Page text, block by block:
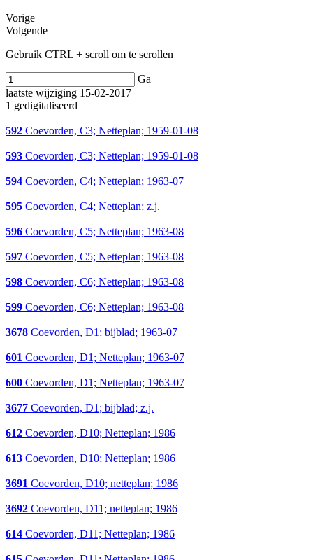
Vorige
Volgende
Gebruik CTRL + scroll om te scrollen
Ga
laatste wijziging 15-02-2017
1 gedigitaliseerd
592 Coevorden, C3; Netteplan; 1959-01-08
593 Coevorden, C3; Netteplan; 1959-01-08
594 Coevorden, C4; Netteplan; 1963-07
595 Coevorden, C4; Netteplan; z.j.
596 Coevorden, C5; Netteplan; 1963-08
597 Coevorden, C5; Netteplan; 1963-08
598 Coevorden, C6; Netteplan; 1963-08
599 Coevorden, C6; Netteplan; 1963-08
3678 Coevorden, D1; bijblad; 1963-07
601 Coevorden, D1; Netteplan; 1963-07
600 Coevorden, D1; Netteplan; 1963-07
3677 Coevorden, D1; bijblad; z.j.
612 Coevorden, D10; Netteplan; 1986
613 Coevorden, D10; Netteplan; 1986
3691 Coevorden, D10; netteplan; 1986
3692 Coevorden, D11; netteplan; 1986
614 Coevorden, D11; Netteplan; 1986